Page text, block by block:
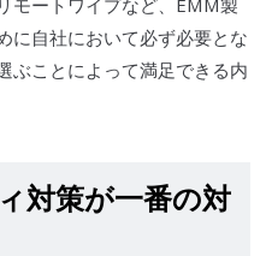
に自社において必ず必要とな
ぶことによって満足できる内
対策が一番の対